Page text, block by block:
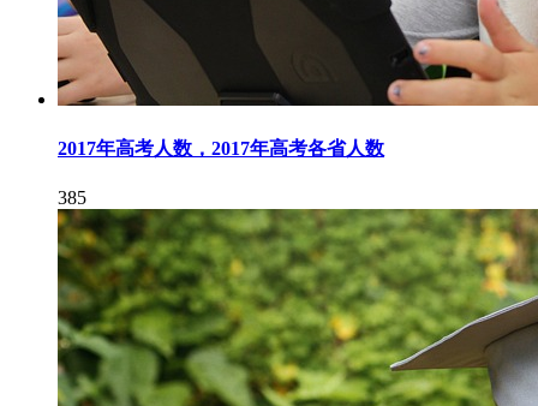
2017年高考人数，2017年高考各省人数
385